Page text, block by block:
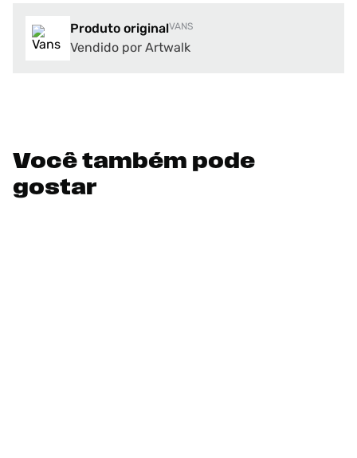
Produto originalVANS
Vendido por Artwalk
Você também pode
gostar